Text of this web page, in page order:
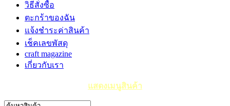
วิธีสั่งซื้อ
ตะกร้าของฉัน
แจ้งชำระค่าสินค้า
เช็คเลขพัสดุ
craft magazine
เกี่ยวกับเรา
แสดงเมนูสินค้า